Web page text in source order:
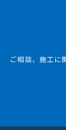
ご相談、施工に